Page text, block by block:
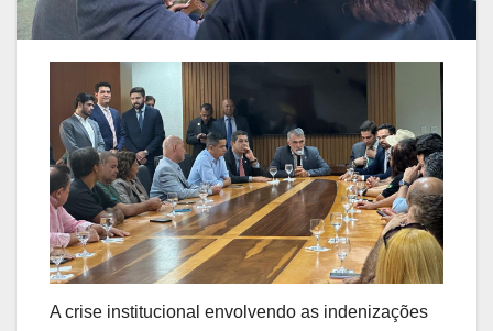
A crise institucional envolvendo as indenizações